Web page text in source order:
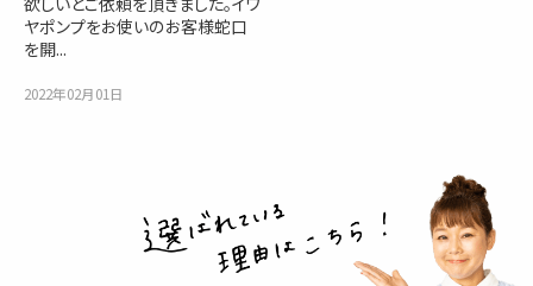
ヤポンプをお使いのお客様蛇口
を開...
2022年02月01日